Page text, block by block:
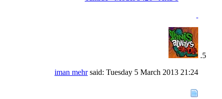
iman mehrsaid: Tuesday 5 March 2013 21:24